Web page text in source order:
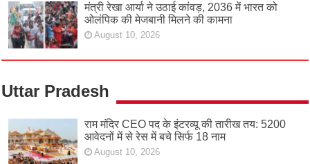
मंत्री रेखा आर्या ने उठाई कांवड़, 2036 में भारत को
ओलंपिक की मेजबानी मिलने की कामना
August 10, 2026
Uttar Pradesh
राम मंदिर CEO पद के इंटरव्यू की तारीख तय: 5200
आवेदनों में से रेस में बचे सिर्फ 18 नाम
August 10, 2026